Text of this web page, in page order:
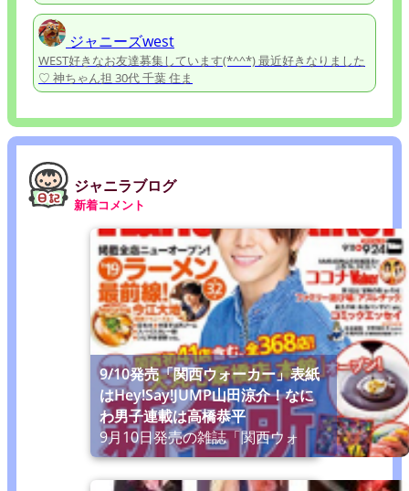
ジャニーズwest
WEST好きなお友達募集しています(*^^*) 最近好きなりました
♡ 神ちゃん担 30代 千葉 住ま
ジャニラブログ
新着コメント
9/10発売「関西ウォーカー」表紙
はHey!Say!JUMP山田涼介！なに
わ男子連載は高橋恭平
9月10日発売の雑誌「関西ウォ